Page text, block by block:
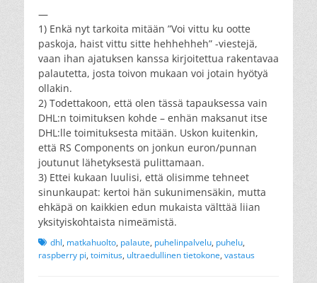
—
1) Enkä nyt tarkoita mitään ”Voi vittu ku ootte
paskoja, haist vittu sitte hehhehheh” -viestejä,
vaan ihan ajatuksen kanssa kirjoitettua rakentavaa
palautetta, josta toivon mukaan voi jotain hyötyä
ollakin.
2) Todettakoon, että olen tässä tapauksessa vain
DHL:n toimituksen kohde – enhän maksanut itse
DHL:lle toimituksesta mitään. Uskon kuitenkin,
että RS Components on jonkun euron/punnan
joutunut lähetyksestä pulittamaan.
3) Ettei kukaan luulisi, että olisimme tehneet
sinunkaupat: kertoi hän sukunimensäkin, mutta
ehkäpä on kaikkien edun mukaista välttää liian
yksityiskohtaista nimeämistä.
Tagsdhl, matkahuolto, palaute, puhelinpalvelu, puhelu,
raspberry pi, toimitus, ultraedullinen tietokone, vastaus